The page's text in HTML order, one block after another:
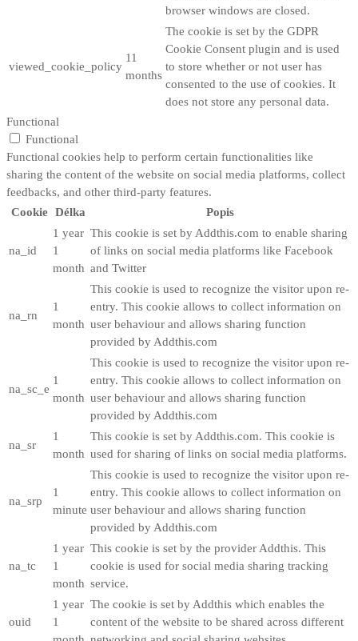
browser windows are closed.
viewed_cookie_policy
11
months
The cookie is set by the GDPR
Cookie Consent plugin and is used
to store whether or not user has
consented to the use of cookies. It
does not store any personal data.
Functional
Functional
Functional cookies help to perform certain functionalities like
sharing the content of the website on social media platforms, collect
feedbacks, and other third-party features.
Cookie Délka Popis
na_id
1 year
1
month
This cookie is set by Addthis.com to enable sharing
of links on social media platforms like Facebook
and Twitter
na_rn
1
month
This cookie is used to recognize the visitor upon re-
entry. This cookie allows to collect information on
user behaviour and allows sharing function
provided by Addthis.com
na_sc_e
1
month
This cookie is used to recognize the visitor upon re-
entry. This cookie allows to collect information on
user behaviour and allows sharing function
provided by Addthis.com
na_sr
1
month
This cookie is set by Addthis.com. This cookie is
used for sharing of links on social media platforms.
na_srp
1
minute
This cookie is used to recognize the visitor upon re-
entry. This cookie allows to collect information on
user behaviour and allows sharing function
provided by Addthis.com
na_tc
1 year
1
month
This cookie is set by the provider Addthis. This
cookie is used for social media sharing tracking
service.
ouid
1 year
1
The cookie is set by Addthis which enables the
content of the website to be shared across different